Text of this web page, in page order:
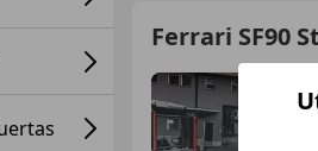
Ferrari SF90